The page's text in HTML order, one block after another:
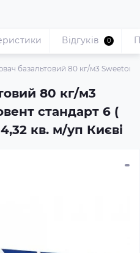
базальтовий 80 кг/м3
80 кг/м3
стандарт 6 (
кв. м/уп Києві
Відгуків 0